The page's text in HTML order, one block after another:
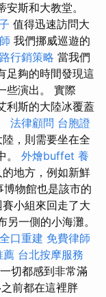
斯和大教堂。
值得迅速訪問大
我們挪威巡遊的
行銷策略 當我們
足夠的時間發現這
些演出。 實際
利斯的大陸冰覆蓋
法律顧問 台胞證
，則需要坐在全
。 外燴buffet 養
地方，例如新鮮
物館也是該市的
小組來回走了大
一側的小海灘。
全口重建 免費律師
薦 台北按摩服務
切都感到非常滿
前都在這裡胖